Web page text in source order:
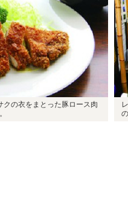
クの衣をまとった豚ロース肉